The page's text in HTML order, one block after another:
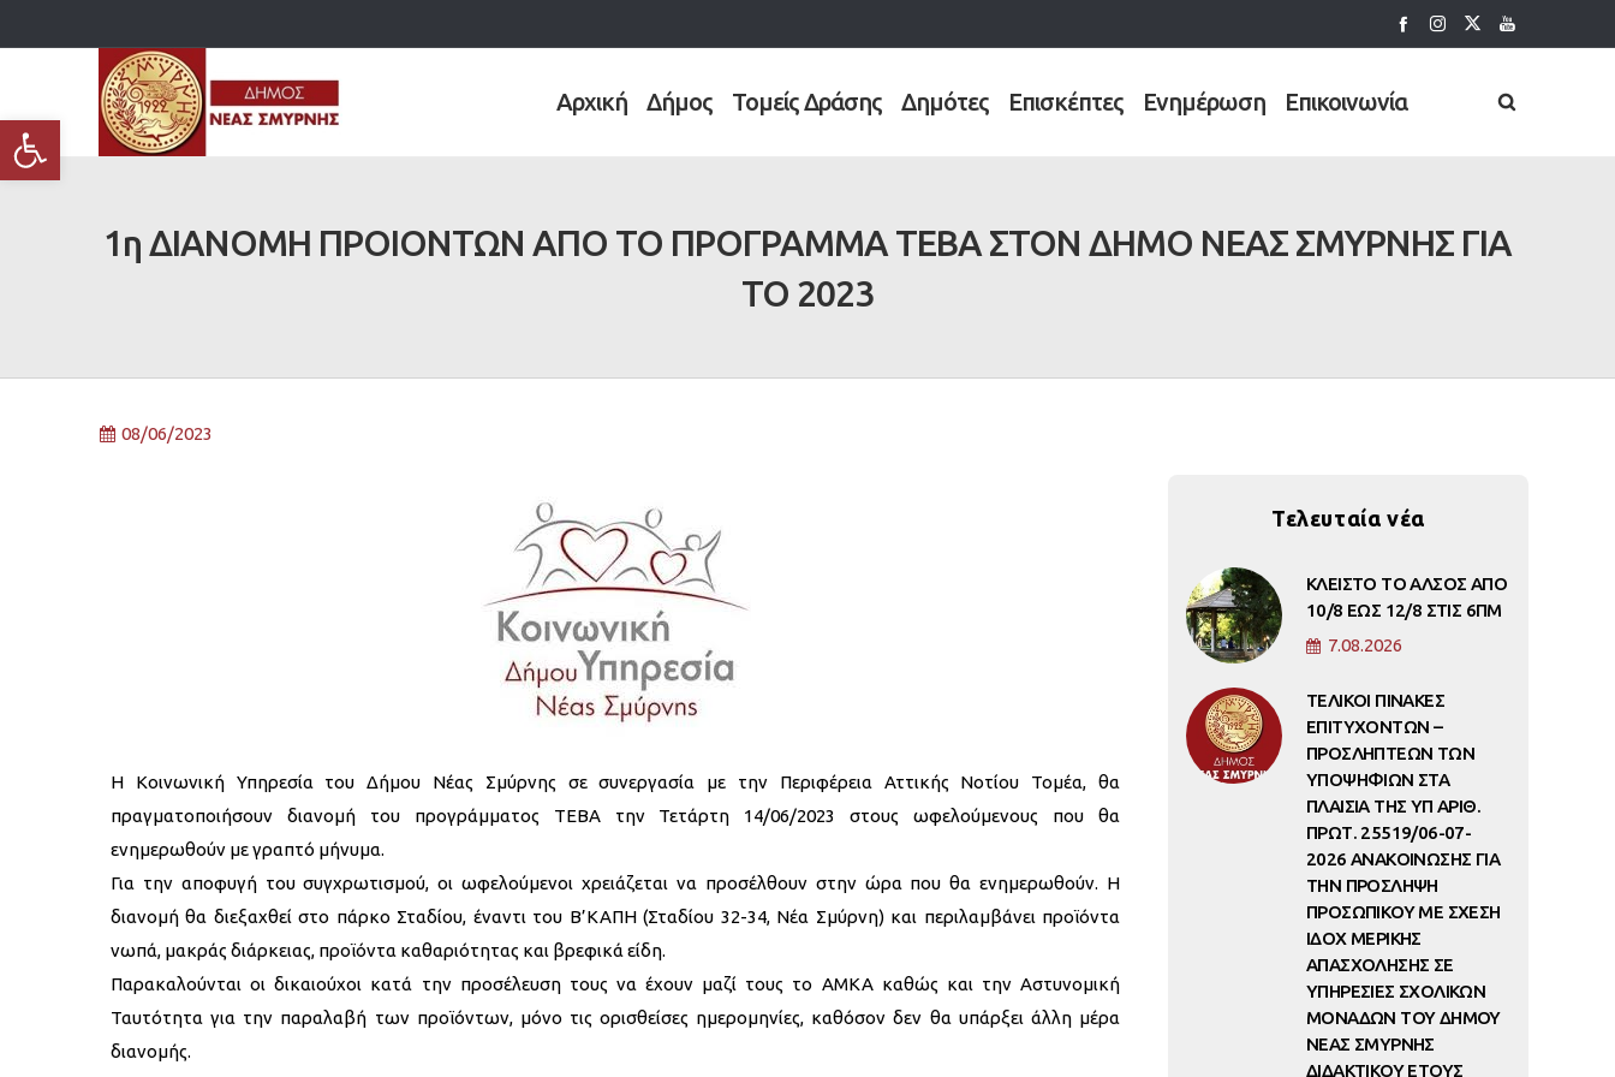
Ανοίξτε τη γραμμή εργαλείων
Αρχική Δήμος Τομείς Δράσης Δημότες Επισκέπτες Ενημέρωση Επικοινωνία
1η ΔΙΑΝΟΜΗ ΠΡΟΙΟΝΤΩΝ ΑΠΟ ΤΟ ΠΡΟΓΡΑΜΜΑ ΤΕΒΑ ΣΤΟΝ ΔΗΜΟ ΝΕΑΣ ΣΜΥΡΝΗΣ ΓΙΑ
ΤΟ 2023
08/06/2023
H Κοινωνική Υπηρεσία του Δήμου Νέας Σμύρνης σε συνεργασία με την Περιφέρεια Αττικής Νοτίου Τομέα, θα
πραγματοποιήσουν διανομή του προγράμματος ΤΕΒΑ την Τετάρτη 14/06/2023 στους ωφελούμενους που θα
ενημερωθούν με γραπτό μήνυμα.
Για την αποφυγή του συγχρωτισμού, οι ωφελούμενοι χρειάζεται να προσέλθουν στην ώρα που θα ενημερωθούν. Η
διανομή θα διεξαχθεί στο πάρκο Σταδίου, έναντι του Β’ΚΑΠΗ (Σταδίου 32-34, Νέα Σμύρνη) και περιλαμβάνει προϊόντα
νωπά, μακράς διάρκειας, προϊόντα καθαριότητας και βρεφικά είδη.
Παρακαλούνται οι δικαιούχοι κατά την προσέλευση τους να έχουν μαζί τους το ΑΜΚΑ καθώς και την Αστυνομική
Ταυτότητα για την παραλαβή των προϊόντων, μόνο τις ορισθείσες ημερομηνίες, καθόσον δεν θα υπάρξει άλλη μέρα
διανομής.
Τελευταία νέα
ΚΛΕΙΣΤΟ ΤΟ ΑΛΣΟΣ ΑΠΟ
10/8 ΕΩΣ 12/8 ΣΤΙΣ 6ΠΜ
7.08.2026
ΤΕΛΙΚΟΙ ΠΙΝΑΚΕΣ
ΕΠΙΤΥΧΟΝΤΩΝ –
ΠΡΟΣΛΗΠΤΕΩΝ ΤΩΝ
ΥΠΟΨΗΦΙΩΝ ΣΤΑ
ΠΛΑΙΣΙΑ ΤΗΣ ΥΠ ΑΡΙΘ.
ΠΡΩΤ. 25519/06-07-
2026 ΑΝΑΚΟΙΝΩΣΗΣ ΓΙΑ
ΤΗΝ ΠΡΟΣΛΗΨΗ
ΠΡΟΣΩΠΙΚΟΥ ΜΕ ΣΧΕΣΗ
ΙΔΟΧ ΜΕΡΙΚΗΣ
ΑΠΑΣΧΟΛΗΣΗΣ ΣΕ
ΥΠΗΡΕΣΙΕΣ ΣΧΟΛΙΚΩΝ
ΜΟΝΑΔΩΝ ΤΟΥ ΔΗΜΟΥ
ΝΕΑΣ ΣΜΥΡΝΗΣ
ΔΙΔΑΚΤΙΚΟΥ ΕΤΟΥΣ